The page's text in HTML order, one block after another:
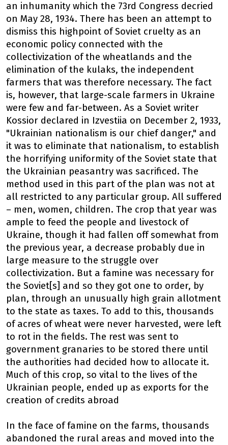
an inhumanity which the 73rd Congress decried
on May 28, 1934. There has been an attempt to
dismiss this highpoint of Soviet cruelty as an
economic policy connected with the
collectivization of the wheatlands and the
elimination of the kulaks, the independent
farmers that was therefore necessary. The fact
is, however, that large-scale farmers in Ukraine
were few and far-between. As a Soviet writer
Kossior declared in Izvestiia on December 2, 1933,
"Ukrainian nationalism is our chief danger," and
it was to eliminate that nationalism, to establish
the horrifying uniformity of the Soviet state that
the Ukrainian peasantry was sacrificed. The
method used in this part of the plan was not at
all restricted to any particular group. All suffered
– men, women, children. The crop that year was
ample to feed the people and livestock of
Ukraine, though it had fallen off somewhat from
the previous year, a decrease probably due in
large measure to the struggle over
collectivization. But a famine was necessary for
the Soviet[s] and so they got one to order, by
plan, through an unusually high grain allotment
to the state as taxes. To add to this, thousands
of acres of wheat were never harvested, were left
to rot in the fields. The rest was sent to
government granaries to be stored there until
the authorities had decided how to allocate it.
Much of this crop, so vital to the lives of the
Ukrainian people, ended up as exports for the
creation of credits abroad
In the face of famine on the farms, thousands
abandoned the rural areas and moved into the